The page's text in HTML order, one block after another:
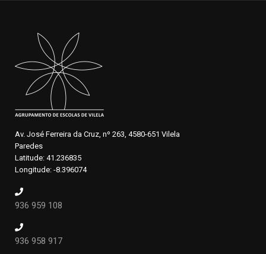
Av. José Ferreira da Cruz, nº 263, 4580-651 Vilela
Paredes
Latitude: 41.236835
Longitude: -8.396074
936 959 108
936 958 917